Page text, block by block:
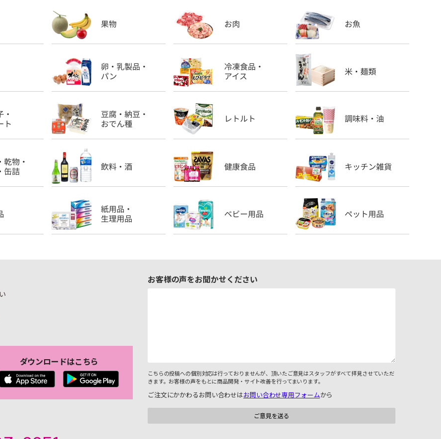
ダウンロードはこちら
お客様の声をお聞かせください
こちらの投稿への個別対応は行っておりませんが、頂いたご意見はスタッフがすべて拝見させていただ
きます。お客様の声をもとに商品開発・サイト改善を行ってまいります。
ご注文にかかわるお問い合わせはお問い合わせ専用フォームから